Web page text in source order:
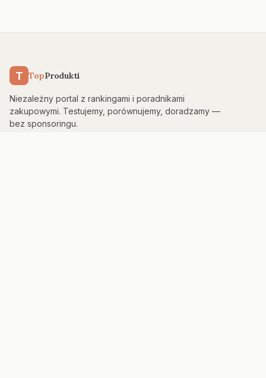
T TopProdukti
Niezależny portal z rankingami i poradnikami
zakupowymi. Testujemy, porównujemy, doradzamy —
bez sponsoringu.